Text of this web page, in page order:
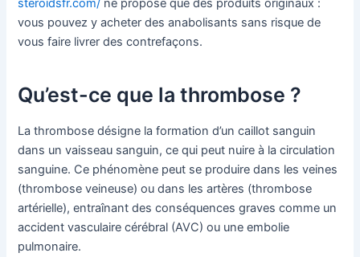
steroidsfr.com/ ne propose que des produits originaux :
vous pouvez y acheter des anabolisants sans risque de
vous faire livrer des contrefaçons.
Qu’est-ce que la thrombose ?
La thrombose désigne la formation d’un caillot sanguin
dans un vaisseau sanguin, ce qui peut nuire à la circulation
sanguine. Ce phénomène peut se produire dans les veines
(thrombose veineuse) ou dans les artères (thrombose
artérielle), entraînant des conséquences graves comme un
accident vasculaire cérébral (AVC) ou une embolie
pulmonaire.